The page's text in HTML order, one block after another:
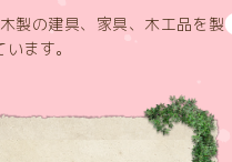
製の建具、家具、木工品を製
ます。